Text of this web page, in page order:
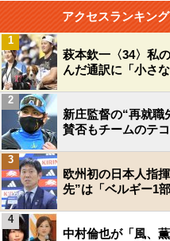
アクセスランキング
萩本欽一〈34〉私
んだ通訳に「小さ
1
新庄監督の“再就職
賛否もチームのテ
2
欧州初の日本人指
先”は「ベルギー1
3
中村倫也が「風、
4